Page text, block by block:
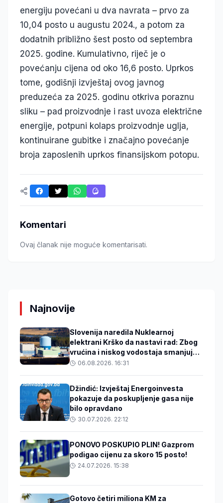
energiju povećani u dva navrata – prvo za
10,04 posto u augustu 2024., a potom za
dodatnih približno šest posto od septembra
2025. godine. Kumulativno, riječ je o
povećanju cijena od oko 16,6 posto. Uprkos
tome, godišnji izvještaj ovog javnog
preduzeća za 2025. godinu otkriva poraznu
sliku – pad proizvodnje i rast uvoza električne
energije, potpuni kolaps proizvodnje uglja,
kontinuirane gubitke i značajno povećanje
broja zaposlenih uprkos finansijskom potopu.
Komentari
Ovaj članak nije moguće komentarisati.
Najnovije
Slovenija naredila Nuklearnoj
elektrani Krško da nastavi rad: Zbog
vrućina i niskog vodostaja smanjuje
snagu reaktora
06.08.2026. 16:31
Džindić: Izvještaj Energoinvesta
pokazuje da poskupljenje gasa nije
bilo opravdano
30.07.2026. 22:12
PONOVO POSKUPIO PLIN! Gazprom
podigao cijenu za skoro 15 posto!
24.07.2026. 15:38
Gotovo četiri miliona KM za